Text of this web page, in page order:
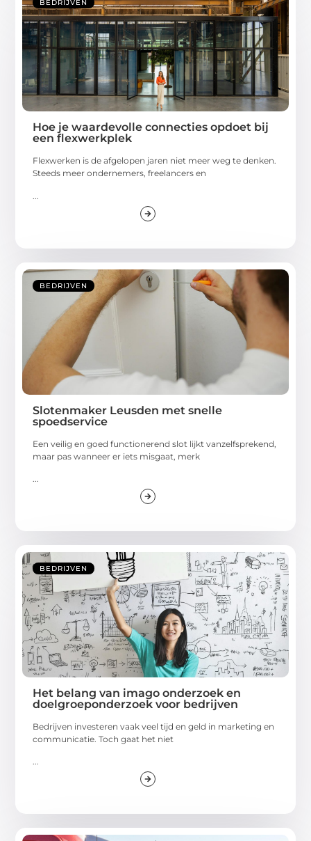
BEDRIJVEN
Hoe je waardevolle connecties opdoet bij
een flexwerkplek
Flexwerken is de afgelopen jaren niet meer weg te denken.
Steeds meer ondernemers, freelancers en
BEDRIJVEN
Slotenmaker Leusden met snelle
spoedservice
Een veilig en goed functionerend slot lijkt vanzelfsprekend,
maar pas wanneer er iets misgaat, merk
...
BEDRIJVEN
Het belang van imago onderzoek en
doelgroeponderzoek voor bedrijven
Bedrijven investeren vaak veel tijd en geld in marketing en
communicatie. Toch gaat het niet
...